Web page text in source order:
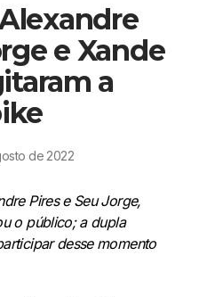
e Xande
a
de 2022
Pires e Seu Jorge,
o público; a dupla
desse momento